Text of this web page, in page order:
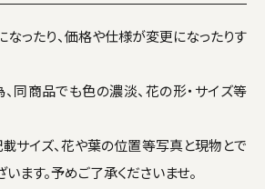
ったり、価格や仕様が変更になったりす
同商品でも色の濃淡、花の形・サイズ等
サイズ、花や葉の位置等写真と現物とで
ます。予めご了承くださいませ。